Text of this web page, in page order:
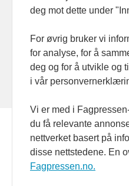
deg mot dette under
For øvrig bruker vi
for analyse, for å
deg og for å utvikle og
i vår
Vi er med i
du få relevante
nettverket basert på
disse nettstedene. En
Fagpressen.no.